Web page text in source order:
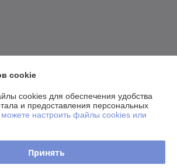
cookie
cookies для обеспечения удобства
и предоставления персональных
настроить файлы cookies или
Принять